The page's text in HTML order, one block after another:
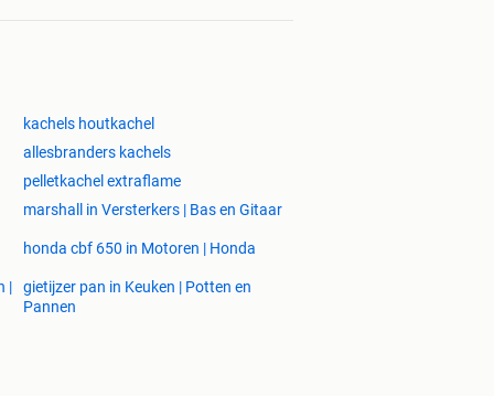
kachels houtkachel
allesbranders kachels
pelletkachel extraflame
marshall in Versterkers | Bas en Gitaar
honda cbf 650 in Motoren | Honda
|
gietijzer pan in Keuken | Potten en
Pannen